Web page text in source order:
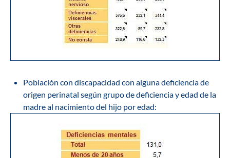
Población con discapacidad con alguna deficiencia de
origen perinatal según grupo de deficiencia y edad de la
madre al nacimiento del hijo por edad: